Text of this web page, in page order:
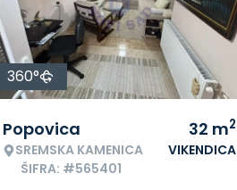
360°
Popovica
SREMSKA KAMENICA
ŠIFRA: #565401
32 m2
VIKENDICA